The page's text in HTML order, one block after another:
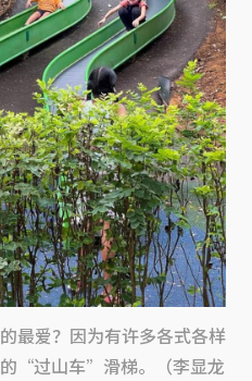
最爱？因为有许多各式各样
“过山车”滑梯。（李显龙